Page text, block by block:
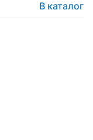
В каталог